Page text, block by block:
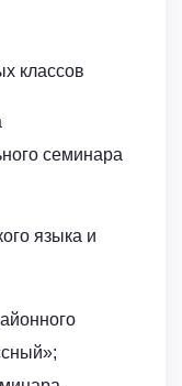
классов
семинара
языка и